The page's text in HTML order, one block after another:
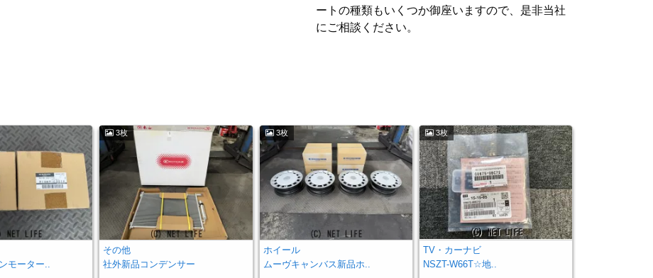
ートの種類もいくつか御座いますので、是非当社
にご相談ください。
モーター..
3枚
その他
社外新品コンデンサー
3枚
ホイール
ムーヴキャンバス新品ホ..
3枚
TV・カーナビ
NSZT-W66T☆地..